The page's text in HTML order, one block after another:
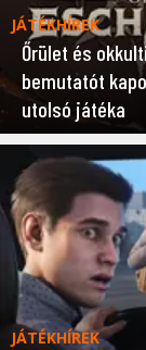
JÁTÉKHÍREK
Őrület és
bemutatót
utolsó játéka
JÁTÉKHÍREK